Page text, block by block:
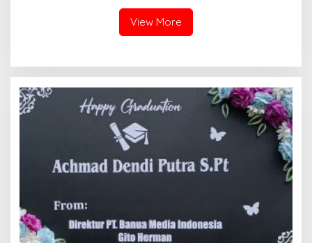
Nomor 2108/K/Pdt/2022View More